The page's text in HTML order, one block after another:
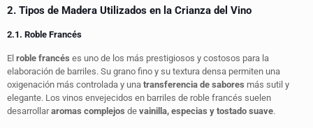
2. Tipos de Madera Utilizados en la Crianza del Vino
2.1. Roble Francés
El roble francés es uno de los más prestigiosos y costosos para la
elaboración de barriles. Su grano fino y su textura densa permiten una
oxigenación más controlada y una transferencia de sabores más sutil y
elegante. Los vinos envejecidos en barriles de roble francés suelen
desarrollararomas complejos de vainilla, especias y tostado suave.